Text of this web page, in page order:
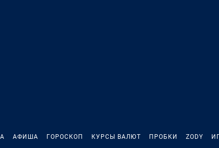
АФИША ГОРОСКОП КУРСЫ ВАЛЮТ ПРОБКИ ZODY